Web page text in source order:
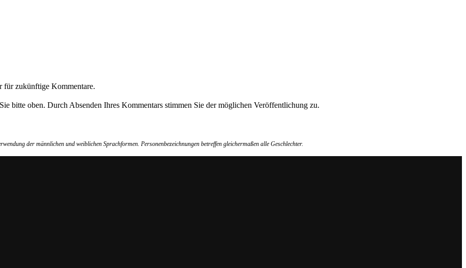
für zukünftige Kommentare.
bitte oben. Durch Absenden Ihres Kommentars stimmen Sie der möglichen Veröffentlichung zu.
der männlichen und weiblichen Sprachformen. Personenbezeichnungen betreffen gleichermaßen alle Geschlechter.